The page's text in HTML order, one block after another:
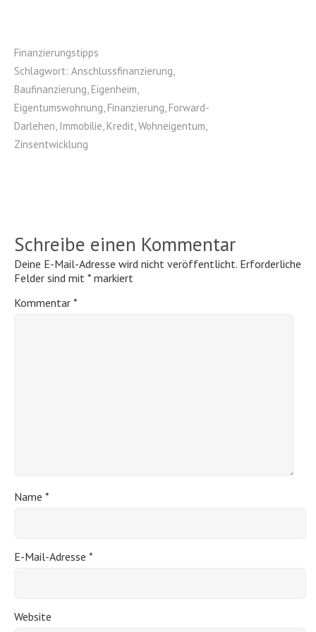
Finanzierungstipps
Schlagwort: Anschlussfinanzierung,
Baufinanzierung, Eigenheim,
Eigentumswohnung, Finanzierung, Forward-
Darlehen, Immobilie, Kredit,Wohneigentum,
Zinsentwicklung
Schreibe einen Kommentar
Deine E-Mail-Adresse wird nicht veröffentlicht. Erforderliche
Felder sind mit * markiert
Kommentar *
Name *
E-Mail-Adresse *
Website